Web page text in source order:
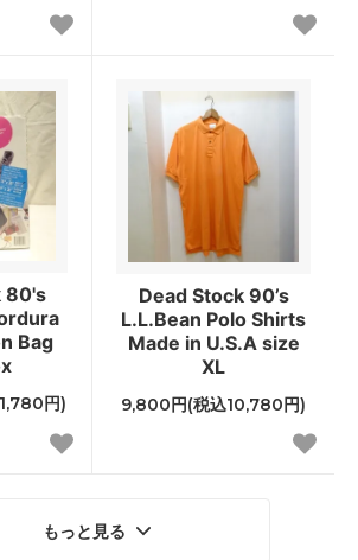
80's
Bag
円)
Dead Stock 90’s
L.L.Bean Polo Shirts
Made in U.S.A size
XL
9,800円(税込10,780円)
もっと見る